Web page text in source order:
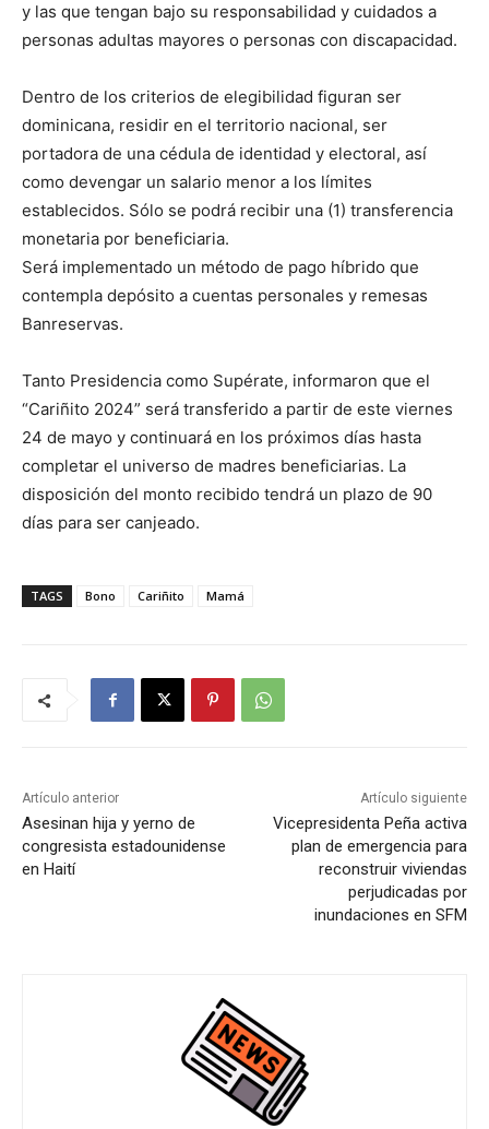
y las que tengan bajo su responsabilidad y cuidados a
personas adultas mayores o personas con discapacidad.
Dentro de los criterios de elegibilidad figuran ser
dominicana, residir en el territorio nacional, ser
portadora de una cédula de identidad y electoral, así
como devengar un salario menor a los límites
establecidos. Sólo se podrá recibir una (1) transferencia
monetaria por beneficiaria.
Será implementado un método de pago híbrido que
contempla depósito a cuentas personales y remesas
Banreservas.
Tanto Presidencia como Supérate, informaron que el
“Cariñito 2024” será transferido a partir de este viernes
24 de mayo y continuará en los próximos días hasta
completar el universo de madres beneficiarias. La
disposición del monto recibido tendrá un plazo de 90
días para ser canjeado.
TAGS Bono Cariñito Mamá
Artículo anterior
Asesinan hija y yerno de
congresista estadounidense
en Haití
Artículo siguiente
Vicepresidenta Peña activa
plan de emergencia para
reconstruir viviendas
perjudicadas por
inundaciones en SFM